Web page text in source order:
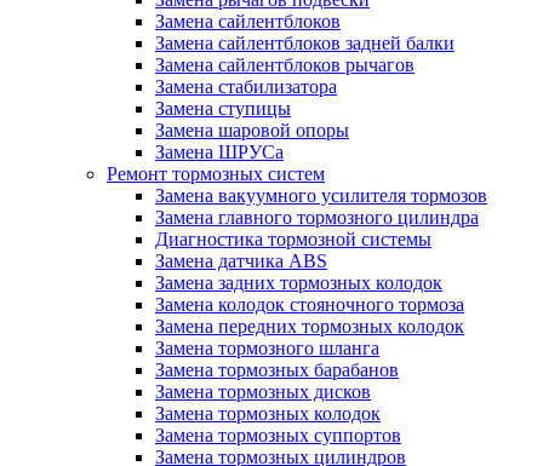
Замена сайлентблоков
Замена сайлентблоков задней балки
Замена сайлентблоков рычагов
Замена стабилизатора
Замена ступицы
Замена шаровой опоры
Замена ШРУСа
Ремонт тормозных систем
Замена вакуумного усилителя тормозов
Замена главного тормозного цилиндра
Диагностика тормозной системы
Замена датчика ABS
Замена задних тормозных колодок
Замена колодок стояночного тормоза
Замена передних тормозных колодок
Замена тормозного шланга
Замена тормозных барабанов
Замена тормозных дисков
Замена тормозных колодок
Замена тормозных суппортов
Замена тормозных цилиндров